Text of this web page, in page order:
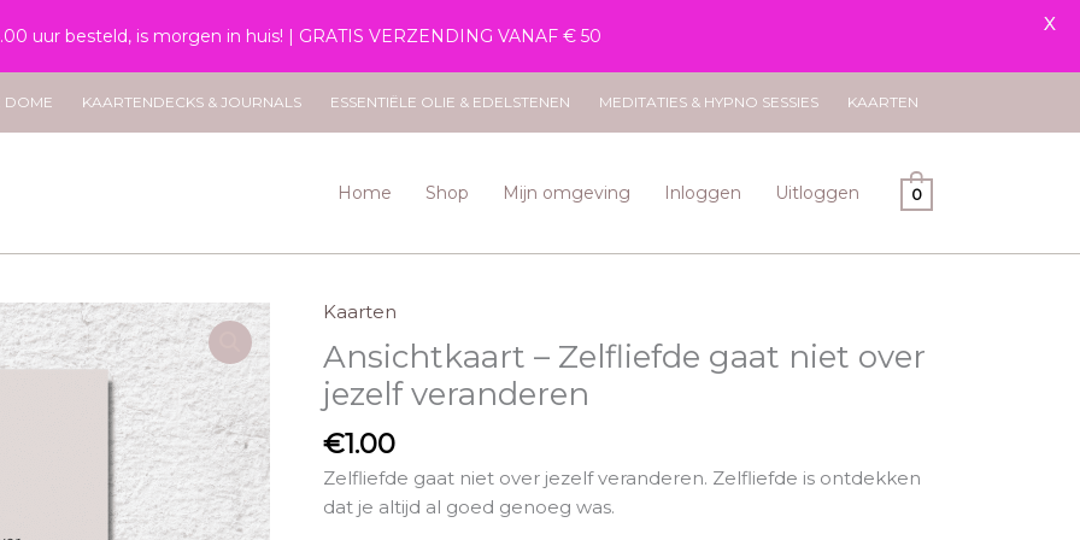
DOME KAARTENDECKS & JOURNALS ESSENTIËLE OLIE & EDELSTENEN MEDITATIES & HYPNO SESSIES KAARTEN
Home Shop Mijn omgeving Inloggen Uitloggen 0
Kaarten
Ansichtkaart – Zelfliefde gaat niet over
jezelf veranderen
€1.00
Zelfliefde gaat niet over jezelf veranderen. Zelfliefde is ontdekken
dat je altijd al goed genoeg was.
uur besteld, is morgen in huis! | GRATIS VERZENDING VANAF € 50
X